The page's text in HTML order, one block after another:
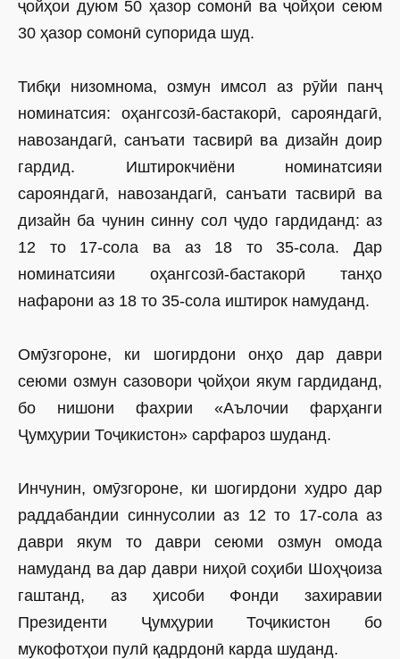
ҷойҳои дуюм 50 ҳазор сомонӣ ва ҷойҳои сеюм
30 ҳазор сомонӣ супорида шуд.
Тибқи низомнома, озмун имсол аз рӯйи панҷ
номинатсия: оҳангсозӣ-бастакорӣ, сарояндагӣ,
навозандагӣ, санъати тасвирӣ ва дизайн доир
гардид. Иштирокчиёни номинатсияи
сарояндагӣ, навозандагӣ, санъати тасвирӣ ва
дизайн ба чунин синну сол ҷудо гардиданд: аз
12 то 17-сола ва аз 18 то 35-сола. Дар
номинатсияи оҳангсозӣ-бастакорӣ танҳо
нафарони аз 18 то 35-сола иштирок намуданд.
Омӯзгороне, ки шогирдони онҳо дар даври
сеюми озмун сазовори ҷойҳои якум гардиданд,
бо нишони фахрии «Аълочии фарҳанги
Ҷумҳурии Тоҷикистон» сарфароз шуданд.
Инчунин, омӯзгороне, ки шогирдони худро дар
раддабандии синнусолии аз 12 то 17-сола аз
даври якум то даври сеюми озмун омода
намуданд ва дар даври ниҳоӣ соҳиби Шоҳҷоиза
гаштанд, аз ҳисоби Фонди захиравии
Президенти Ҷумҳурии Тоҷикистон бо
мукофотҳои пулӣ қадрдонӣ карда шуданд.